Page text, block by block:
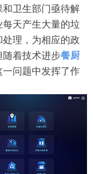
卫生部门亟待解
天产生大量的垃
理，为相应的政
着技术进步餐厨
问题中发挥了作